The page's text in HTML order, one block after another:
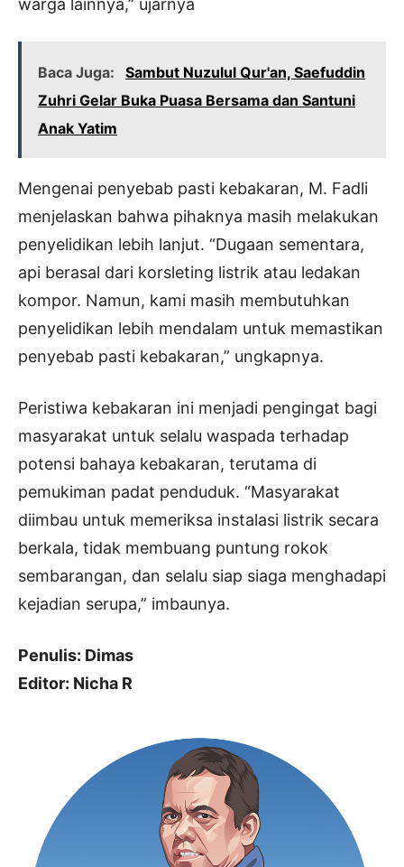
warga lainnya,” ujarnya
Baca Juga:
Sambut Nuzulul Qur'an, Saefuddin
Zuhri Gelar Buka Puasa Bersama dan Santuni
Anak Yatim
Mengenai penyebab pasti kebakaran, M. Fadli
menjelaskan bahwa pihaknya masih melakukan
penyelidikan lebih lanjut. “Dugaan sementara,
api berasal dari korsleting listrik atau ledakan
kompor. Namun, kami masih membutuhkan
penyelidikan lebih mendalam untuk memastikan
penyebab pasti kebakaran,” ungkapnya.
Peristiwa kebakaran ini menjadi pengingat bagi
masyarakat untuk selalu waspada terhadap
potensi bahaya kebakaran, terutama di
pemukiman padat penduduk. “Masyarakat
diimbau untuk memeriksa instalasi listrik secara
berkala, tidak membuang puntung rokok
sembarangan, dan selalu siap siaga menghadapi
kejadian serupa,” imbaunya.
Penulis: Dimas
Editor: Nicha R